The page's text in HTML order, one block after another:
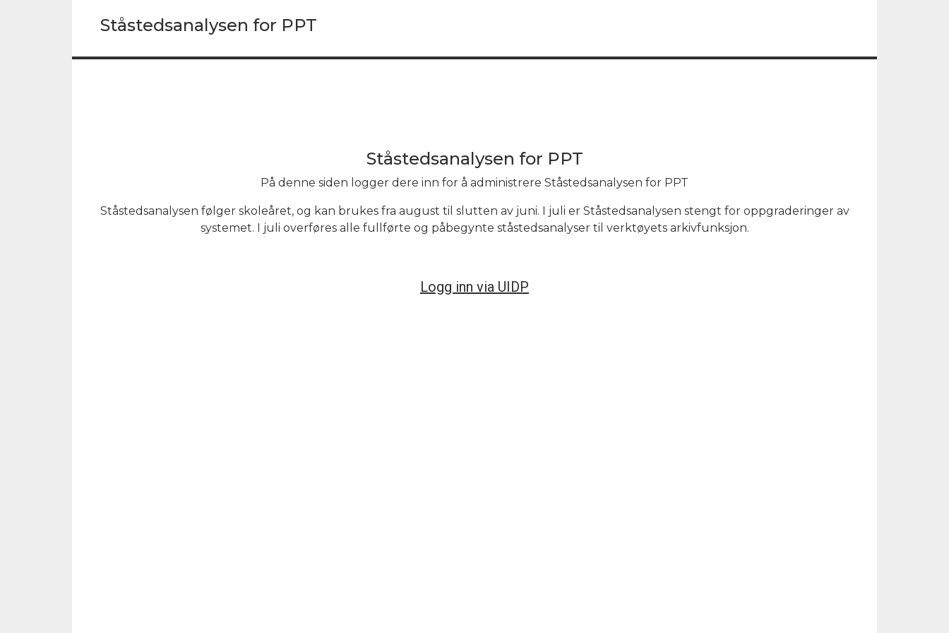
Ståstedsanalysen for PPT
Ståstedsanalysen for PPT
På denne siden logger dere inn for å administrere Ståstedsanalysen for PPT
Ståstedsanalysen følger skoleåret, og kan brukes fra august til slutten av juni. I juli er Ståstedsanalysen stengt for oppgraderinger av
systemet. I juli overføres alle fullførte og påbegynte ståstedsanalyser til verktøyets arkivfunksjon.
Logg inn via UIDP